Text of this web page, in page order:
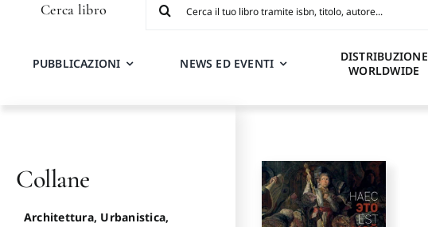
Cerca libro
per:
PUBBLICAZIONI NEWS ED EVENTI
DISTRIBUZIONE
WORLDWIDE
Collane
Architettura, Urbanistica,